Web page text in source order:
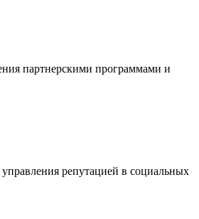
партнерскими программами и
репутацией в социальных